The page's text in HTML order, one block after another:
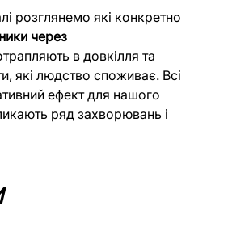
розглянемо які конкретно
через
в довкілля та
які людство споживає. Всі
ефект для нашого
ряд захворювань і